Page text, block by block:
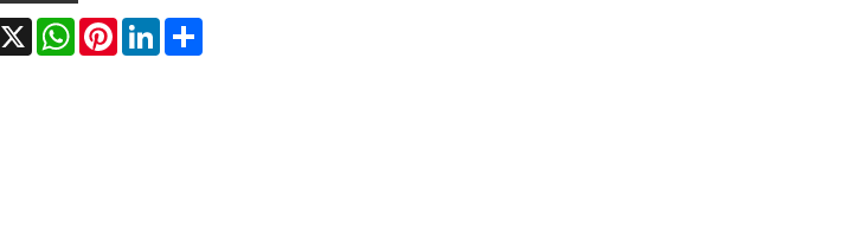
X
WhatsAppPinterestLinkedInShare